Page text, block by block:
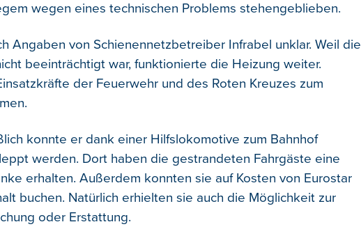
wegen eines technischen Problems stehengeblieben.
Angaben von Schienennetzbetreiber Infrabel unklar. Weil die
beeinträchtigt war, funktionierte die Heizung weiter.
der Feuerwehr und des Roten Kreuzes zum
konnte er dank einer Hilfslokomotive zum Bahnhof
werden. Dort haben die gestrandeten Fahrgäste eine
erhalten. Außerdem konnten sie auf Kosten von Eurostar
buchen. Natürlich erhielten sie auch die Möglichkeit zur
oder Erstattung.